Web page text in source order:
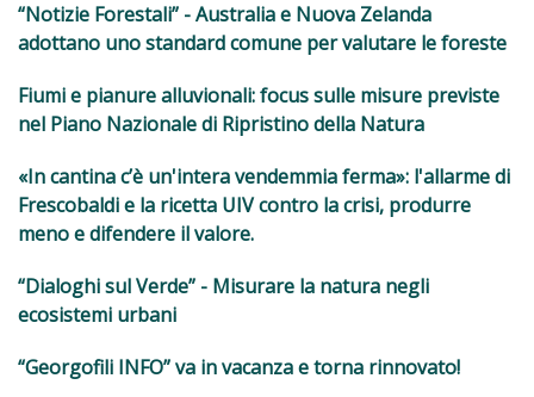
“Notizie Forestali” - Australia e Nuova Zelanda
adottano uno standard comune per valutare le foreste
Fiumi e pianure alluvionali: focus sulle misure previste
nel Piano Nazionale di Ripristino della Natura
«In cantina c’è un'intera vendemmia ferma»: l'allarme di
Frescobaldi e la ricetta UIV contro la crisi, produrre
meno e difendere il valore.
“Dialoghi sul Verde” - Misurare la natura negli
ecosistemi urbani
“Georgofili INFO” va in vacanza e torna rinnovato!